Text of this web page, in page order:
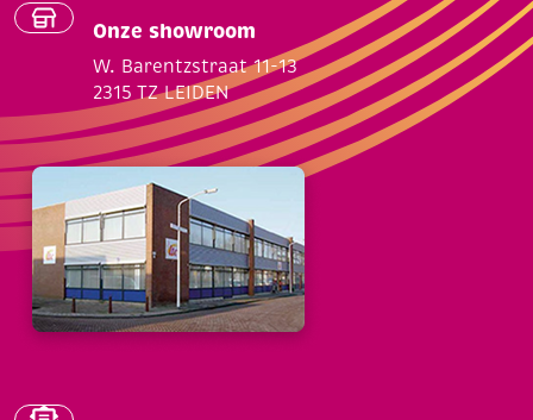
Onze showroom
W. Barentzstraat 11-13
2315 TZ LEIDEN